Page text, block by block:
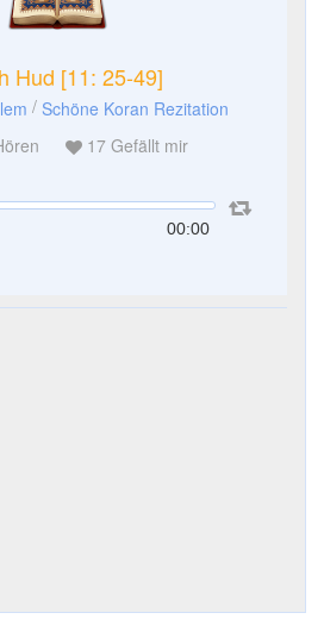
Hud [11: 25-49]
/ Schöne Koran Rezitation
17Gefällt mir
00:00